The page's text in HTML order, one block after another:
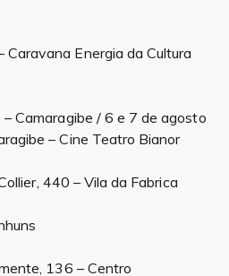
Energia da Cultura
Camaragibe / 6 e 7 de agosto
– Cine Teatro Bianor
440 – Vila da Fabrica
136 – Centro